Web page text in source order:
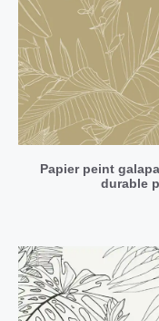
Papier peint
durable